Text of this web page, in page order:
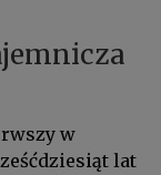
w
lat